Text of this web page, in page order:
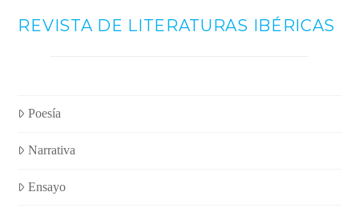
REVISTA DE LITERATURAS IBÉRICAS
Poesía
Narrativa
Ensayo